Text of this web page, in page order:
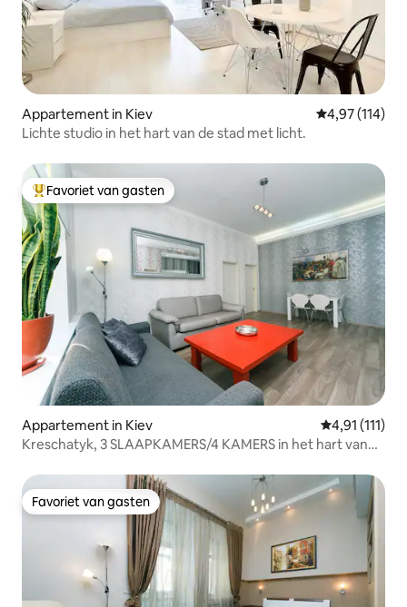
Appartement in Kiev Gemiddelde
4,97 (114)
Lichte studio in het hart van de stad met licht.
Topfavoriet van gasten
Favoriet van gasten
Appartement in Kiev Gemiddelde
4,91 (111)
Kreschatyk, 3 SLAAPKAMERS/4 KAMERS in het hart van
Favoriet van gasten
Favoriet van gasten